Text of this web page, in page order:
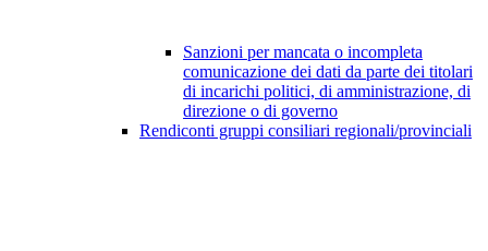
Sanzioni per mancata o incompleta
comunicazione dei dati da parte dei titolari
di incarichi politici, di amministrazione, di
direzione o di governo
Rendiconti gruppi consiliari regionali/provinciali